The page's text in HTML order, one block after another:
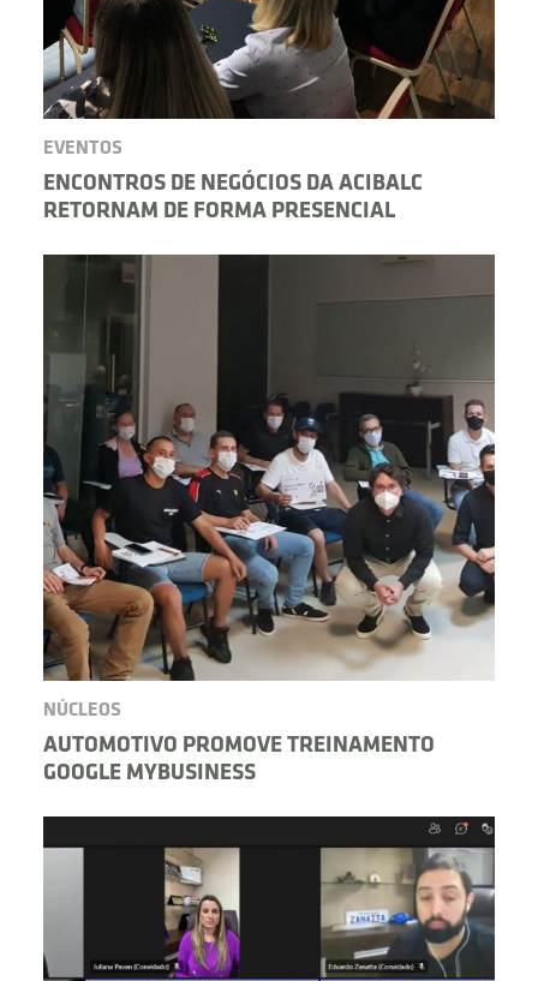
EVENTOS
ENCONTROS DE NEGÓCIOS DA ACIBALC
RETORNAM DE FORMA PRESENCIAL
NÚCLEOS
AUTOMOTIVO PROMOVE TREINAMENTO
GOOGLE MYBUSINESS